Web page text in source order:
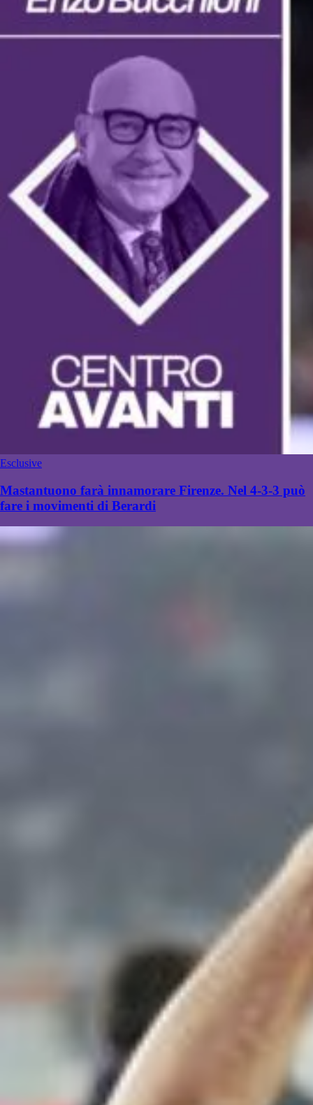
Esclusive
Mastantuono farà innamorare Firenze. Nel 4-3-3 può
fare i movimenti di Berardi